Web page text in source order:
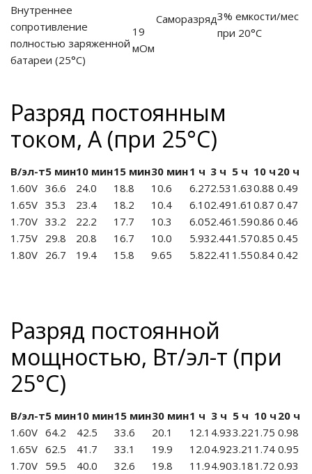
Внутреннее
сопротивление
полностью заряженной
батареи (25°С)
19
мОм
Саморазряд3% емкости/мес
при 20°С
Разряд постоянным
током, А (при 25°С)
В/эл-т5 мин10 мин15 мин30 мин1 ч 3 ч 5 ч 10 ч 20 ч
1.60V 36.6 24.0 18.8 10.6 6.272.53 1.630.88 0.49
1.65V 35.3 23.4 18.2 10.4 6.102.491.61 0.87 0.47
1.70V 33.2 22.2 17.7 10.3 6.052.461.590.86 0.46
1.75V 29.8 20.8 16.7 10.0 5.932.441.570.85 0.45
1.80V 26.7 19.4 15.8 9.65 5.822.41 1.550.84 0.42
Разряд постоянной
мощностью, Вт/эл-т (при
25°С)
В/эл-т5 мин10 мин15 мин30 мин1 ч 3 ч 5 ч 10 ч 20 ч
1.60V 64.2 42.5 33.6 20.1 12.1 4.933.221.75 0.98
1.65V 62.5 41.7 33.1 19.9 12.04.923.21 1.74 0.95
1.70V 59.5 40.0 32.6 19.8 11.94.903.181.72 0.93